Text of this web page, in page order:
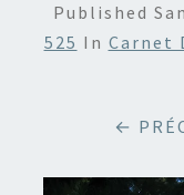
Published
525 In Carnet
←